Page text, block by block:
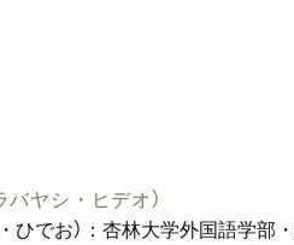
バヤシ・ヒデオ）
ひでお）：杏林大学外国語学